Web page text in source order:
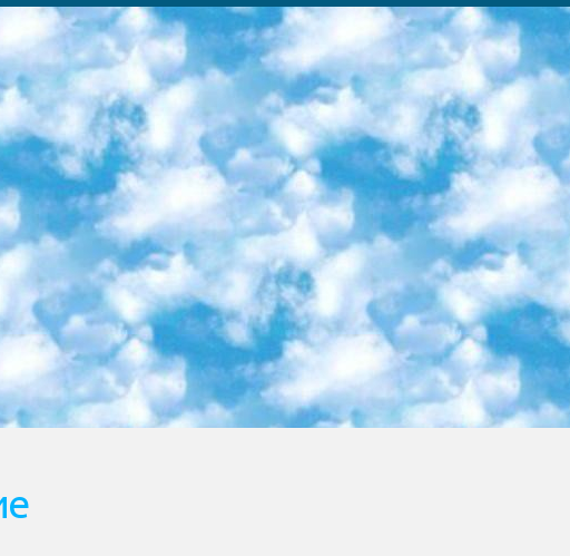
на иностранных языках, указанным в Приложении 2. или международно признанный сертификат эквивалентного уровня студенты, изучающие определенный предмет, освобождаются от экзамена; по соответствующим предметам запланирована итоговая государственная аттестация за день до дня, путем жеребьевки Рабочей группой (в письменной форме по предметам, проводимым в форме) из числа сформированных вариантов выбрано 2 варианта; 2 выбранных варианта экзамена анонсированы на официальном сайте министерства и все выпускники по всей стране на основе этих вариантов проводит итоговую государственную аттестацию. 6. Государственное образование учащихся средних общеобразовательных учреждений. знания в соответствии с квалификационными требованиями, которые необходимо приобрести на основании стандартов итоговый (выпускной) контроль для 9 и 11 классов в целях тестирования Экзамены (далее – экзамены) состоят из предметов, перечисленных в приложении 1. будет сделано. 7. Экзамены пройдут с 26 мая по 15 июня 2024 г. (кроме науки физического воспитания). 8. Физическая для учащихся 9 классов общесредних образовательных учреждений. Экзамены по предмету «Образование, квалификация медицина» 1-6 мая 2024 года. сотрудники перевести под присмотр (с отклонениями в физическом или умственном развитии) специализированная школа для детей, школы-интернаты и со сколиозом школы-интернаты санаторного типа для больных детей исключены). 9. Он был слепым, слабовидящим и имел нарушения опорно-двигательного аппарата. экзамены в специализированных школах и интернатах для детей должны проводиться исходя из требований, предъявляемых к общеобразовательным учреждениям (физкультура кроме науки). 10. Специализированная школа для глухих и слабослышащих детей. и экзамены в интернатах и быть реализован в виде письменного теста по математике. 11. Специальность для умственно отсталых детей. Для 9 класса Родной язык и литературное письмо Государственный язык (язык обучения – узбекский). для неклассов) написано Математическое письмо Письменная/устная история Узбекистана Физическое воспитание практично Итоговый контроль Для 11 класса Написание родного языка и литературы (эссе) Математическое письмо Узбекский язык (обучение на узбекском языке) не посещающее общее среднее образование для учреждений)/Образовательное учреждение выбор письменный и устный Иностранный язык письменный/устный Письменная/устная история Узбекистана *По выбору студента:  Химия  Физика  Основы государственного права  География 10 бесплатных образовательных ресурсов - Мы составили подборку онлайн-проектов с интерактивными упражнениями, видеолекциями и статьями. Они помогут вам обрести новые и освежить старые знания бесплатно. 1. «ИНТУИТ» Старейшая образовательная площадка Рунета. Здесь вы найдёте сотни текстовых и видеокурсов на десятки различных тем — от программирования до психологии. Многие курсы подготовлены российскими университетами и крупными международными компаниями вроде Intel и Microsoft. Самостоятельное обучение бесплатное, но желающие могут оплатить услуги персональных наставников. 2. «Смартия» знакомит с актуальными профессиями и подсказывает, как им обучаться. Выбрав заинтересовавшую вас специальность — SMM-специалист, фотограф, веб-дизайнер или другую, — увидите список необходимых для неё умений. Чтобы вы могли освоить их самостоятельно, для каждого умения площадка отображает подборку ссылок на учебные материалы. Хотя «Смартия» ориентируется на русскоязычную аудиторию, часть контента всё же доступна только на английском. 3. «Лекторий Физтеха» Проект Московского физико-технического института (Физтеха). С его помощью вы можете смотреть онлайн серии лекций, записанные на видео в этом вузе. В числе доступных предметов — физика, биология, химия, информационные технологии и другие. К некоторым лекциям администрация ресурса прилагает готовые конспекты, которые можно скачивать в PDF-формате. 4. ITMOcourses Онлайн-площадка Санкт-Петербургского национального исследовательского университета информационных технологий, механики и оптики (ИТМО). Ресурс предоставляет свободный доступ к курсам, разработанным в этом вузе. Каталог материалов разбит на четыре категории: «Оптические системы и технологии», «Приборостроение и робототехника», «Информационные технологии» и «Биотехнологии». Курсы состоят из видеолекций, интерактивных демонстраций и заданий. 5. «КиберЛенинка» Электронная научная библиотека открытого доступа. Каталог площадки регулярно обрастает текстами статей из различных научных изданий. Сгруппированные по журналам и рубрикам публикации можно читать онлайн или скачивать целиком в PDF-формате. Проект нацелен на популяризацию науки за счёт открытого доступа к качественной информации. 6. «ПостНаука» На этом ресурсе публикуют подборки видеолекций, составленные экспертами из разных отраслей и объединённые общими темами. Среди них, к примеру, есть серии «Биоинформатика и геномика», «Культура средневековой Скандинавии» и Cinema Studies о теории кино. Каждая подборка лекций — логически связанная история, рассказанная экспертом от первого лица. Кроме того, на сайте появляются научно-образовательные статьи и тесты на разные темы. 7. «Newочём» Команда проекта «Newочём» отбирает самые интересные тексты из англоязычных СМИ и переводит те из них, за